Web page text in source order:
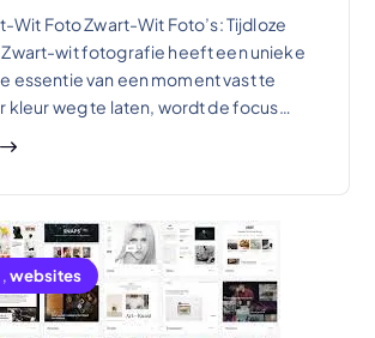
Wit Foto Zwart-Wit Foto’s: Tijdloze
wit fotografie heeft een unieke
essentie van een moment vast te
kleur weg te laten, wordt de focus…
,websites